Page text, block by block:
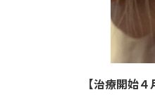
【治療開始